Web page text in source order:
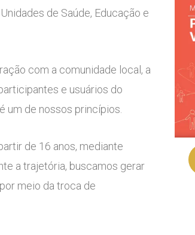
de Saúde, Educação e
com a comunidade local, a
e usuários do
um de nossos princípios.
de 16 anos, mediante
a trajetória, buscamos gerar
meio da troca de